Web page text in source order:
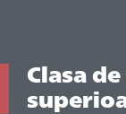
Clasa